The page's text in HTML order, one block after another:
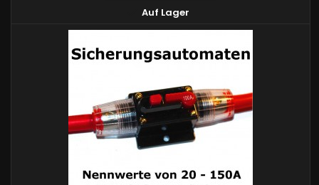
Auf Lager